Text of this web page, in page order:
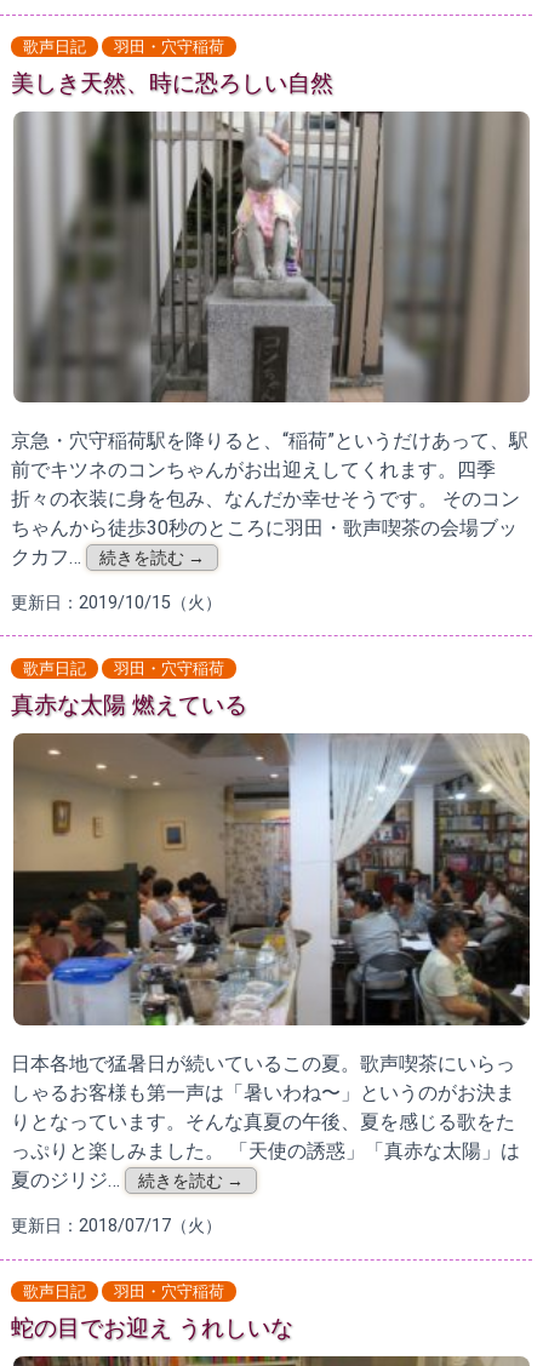
歌声日記 羽田・穴守稲荷
美しき天然、時に恐ろしい自然
京急・穴守稲荷駅を降りると、“稲荷”というだけあって、駅
前でキツネのコンちゃんがお出迎えしてくれます。四季
折々の衣装に身を包み、なんだか幸せそうです。 そのコン
ちゃんから徒歩30秒のところに羽田・歌声喫茶の会場ブッ
クカフ…
続きを読む →
更新日：2019/10/15（火）
歌声日記 羽田・穴守稲荷
真赤な太陽 燃えている
日本各地で猛暑日が続いているこの夏。歌声喫茶にいらっ
しゃるお客様も第一声は「暑いわね〜」というのがお決ま
りとなっています。そんな真夏の午後、夏を感じる歌をた
っぷりと楽しみました。 「天使の誘惑」「真赤な太陽」は
夏のジリジ…
続きを読む →
更新日：2018/07/17（火）
歌声日記 羽田・穴守稲荷
蛇の目でお迎え うれしいな